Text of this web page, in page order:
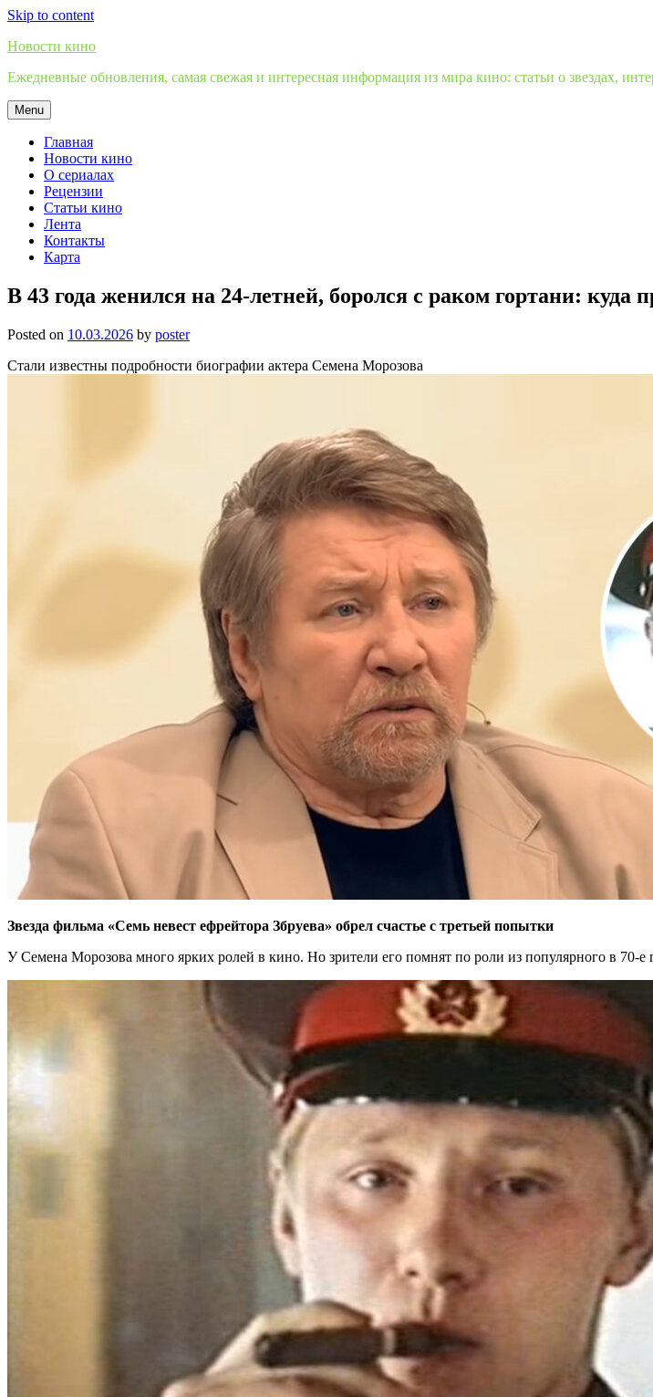
Skip to content
Новости кино
Ежедневные обновления, самая свежая и интересная информация из мира кино: статьи о звездах,
Menu
Главная
Новости кино
О сериалах
Рецензии
Статьи кино
Лента
Контакты
Карта
В 43 года женился на 24-летней, боролся с раком гортани: куда
Posted on 10.03.2026 by poster
Стали известны подробности биографии актера Семена Морозова
Звезда фильма «Семь невест ефрейтора Збруева» обрел счастье с третьей попытки
У Семена Морозова много ярких ролей в кино. Но зрители его помнят по роли из популярного в 70-е